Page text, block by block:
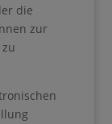
die
zur